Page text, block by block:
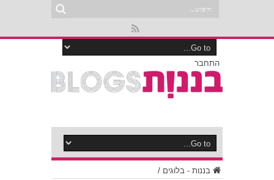
התחבר
בננות - בלוגים /